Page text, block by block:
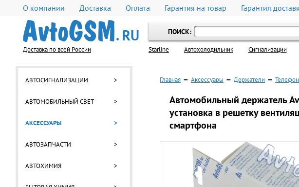
О компании Доставка Оплата Гарантия на товар Гарантия
Доставка по всей России
ПОИСК:
Starline Автохолодильник Cигнализации
АВТОСИГНАЛИЗАЦИИ >
АВТОМОБИЛЬНЫЙ СВЕТ >
АКСЕССУАРЫ >
АВТОЗАПЧАСТИ >
АВТОХИМИЯ >
Главная — Аксессуары — Держатели —
Автомобильный держатель
установка в решетку
смартфона